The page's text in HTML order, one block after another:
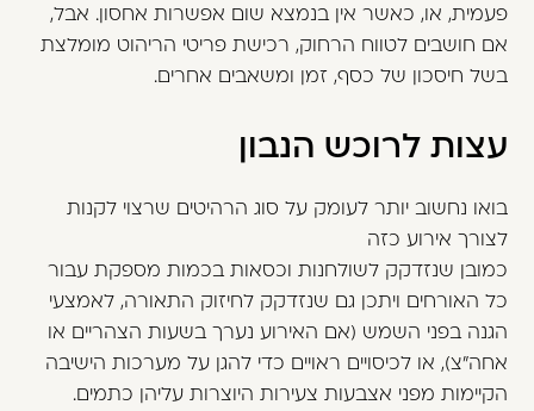
פעמית, או, כאשר אין בנמצא שום אפשרות אחסון. אבל,
אם חושבים לטווח הרחוק, רכישת פריטי הריהוט מומלצת
בשל חיסכון של כסף, זמן ומשאבים אחרים.
עצות לרוכש הנבון
בואו נחשוב יותר לעומק על סוג הרהיטים שרצוי לקנות
לצורך אירוע כזה
כמובן שנזדקק לשולחנות וכסאות בכמות מספקת עבור
כל האורחים ויתכן גם שנזדקק לחיזוק התאורה, לאמצעי
הגנה בפני השמש (אם האירוע נערך בשעות הצהריים או
אחה"צ), או לכיסויים ראויים כדי להגן על מערכות הישיבה
הקיימות מפני אצבעות צעירות היוצרות עליהן כתמים.